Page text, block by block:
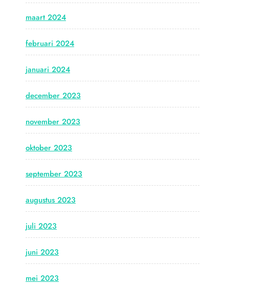
maart 2024
februari 2024
januari 2024
december 2023
november 2023
oktober 2023
september 2023
augustus 2023
juli 2023
juni 2023
mei 2023